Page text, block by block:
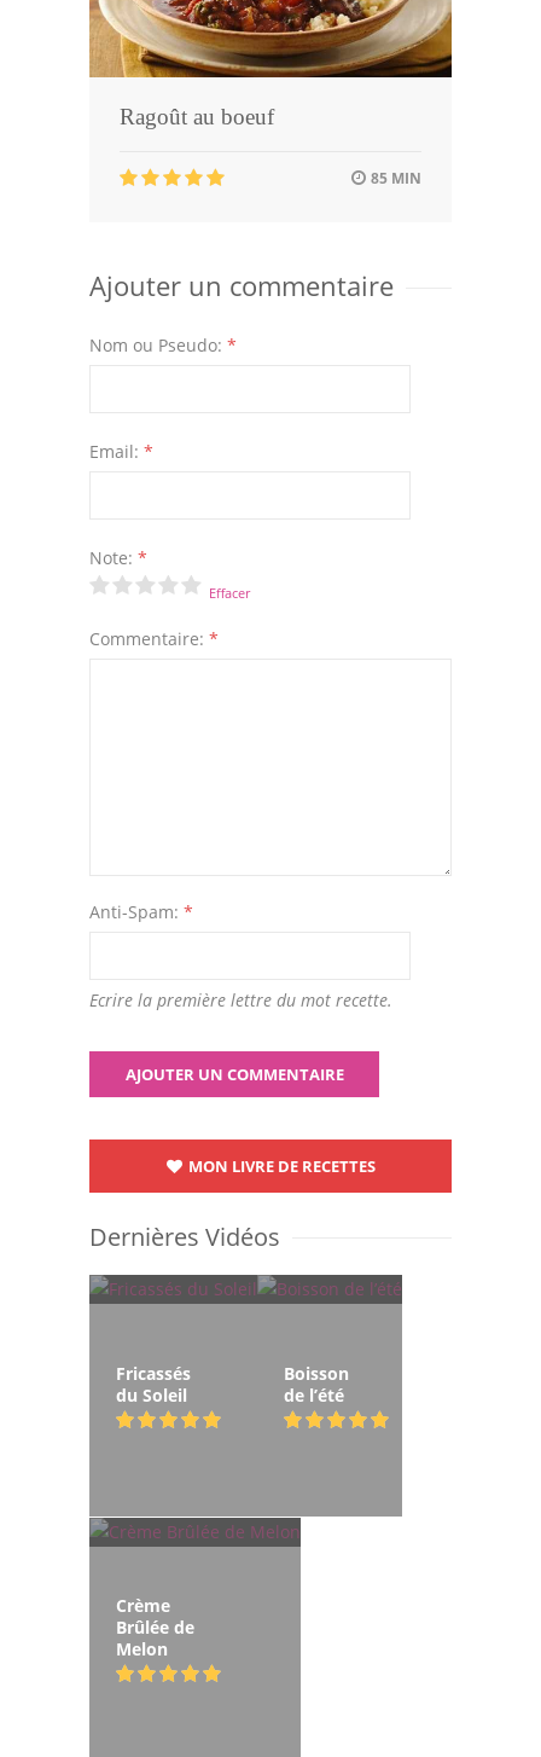
Ragoût au boeuf
85 MIN
Ajouter un commentaire
Nom ou Pseudo: *
Email: *
Note: *
Effacer
Commentaire: *
Anti-Spam: *
Ecrire la première lettre du mot recette.
MON LIVRE DE RECETTES
Dernières Vidéos
Fricassés
du Soleil
Boisson
de l’été
Crème
Brûlée de
Melon